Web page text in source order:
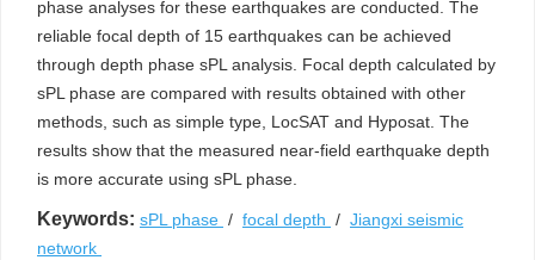
phase analyses for these earthquakes are conducted. The
reliable focal depth of 15 earthquakes can be achieved
through depth phase sPL analysis. Focal depth calculated by
sPL phase are compared with results obtained with other
methods, such as simple type, LocSAT and Hyposat. The
results show that the measured near-field earthquake depth
is more accurate using sPL phase.
Keywords: sPL phase / focal depth / Jiangxi seismic
network